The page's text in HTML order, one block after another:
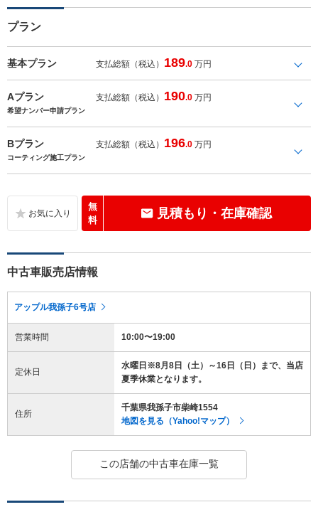
プラン
基本プラン 支払総額（税込） 189.0 万円
Aプラン 支払総額（税込） 190.0 万円
希望ナンバー申請プラン
Bプラン 支払総額（税込） 196.0 万円
コーティング施工プラン
無
料
見積もり・在庫確認
中古車販売店情報
アップル我孫子6号店
営業時間 10:00〜19:00
定休日
水曜日※8月8日（土）～16日（日）まで、当店
夏季休業となります。
住所
千葉県我孫子市柴崎1554
地図を見る（Yahoo!マップ）
この店舗の中古車在庫一覧